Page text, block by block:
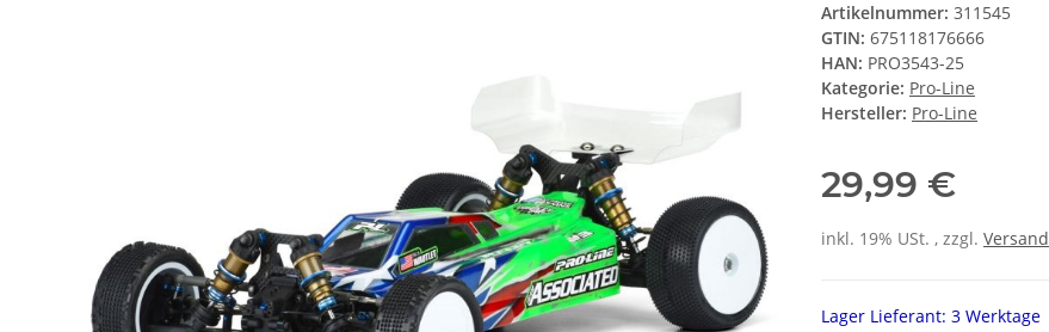
Artikelnummer: 311545
GTIN: 675118176666
HAN: PRO3543-25
Kategorie: Pro-Line
Hersteller: Pro-Line
29,99 €
inkl. 19% USt. , zzgl. Versand
Lager Lieferant: 3 Werktage